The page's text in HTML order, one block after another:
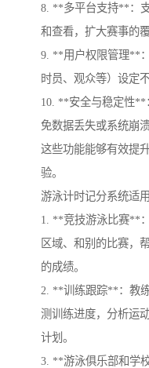
8. **多平台支持**：
和查看，扩大赛事的覆
9. **用户权限管理**
时员、观众等）设定
10. **安全与稳定性**
免数据丢失或系统崩
这些功能能够有效提
验。
游泳计时记分系统适
1. **竞技游泳比赛**
区域、和别的比赛，
的成绩。
2. **训练跟踪**：教
测训练进度，分析运
计划。
3. **游泳俱乐部和学